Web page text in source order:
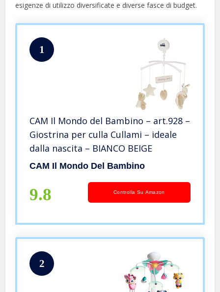
esigenze di utilizzo diversificate e diverse fasce di budget.
1
CAM Il Mondo del Bambino – art.928 –
Giostrina per culla Cullami – ideale
dalla nascita – BIANCO BEIGE
CAM Il Mondo Del Bambino
9.8 Controlla Su Amazon
2